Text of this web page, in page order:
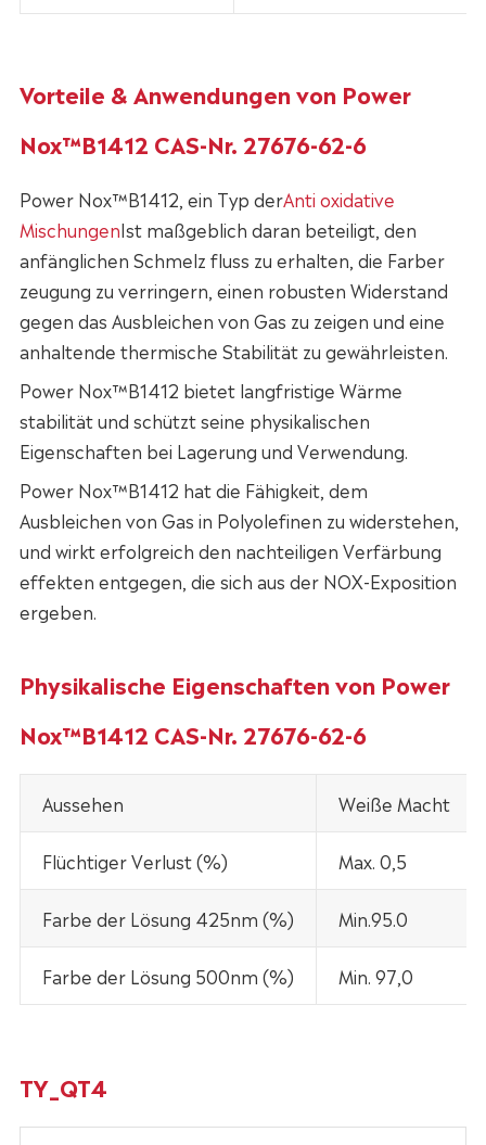
Vorteile & Anwendungen von Power
Nox™B1412 CAS-Nr. 27676-62-6
Power Nox™B1412, ein Typ derAnti oxidative
MischungenIst maßgeblich daran beteiligt, den
anfänglichen Schmelz fluss zu erhalten, die Farber
zeugung zu verringern, einen robusten Widerstand
gegen das Ausbleichen von Gas zu zeigen und eine
anhaltende thermische Stabilität zu gewährleisten.
Power Nox™B1412 bietet langfristige Wärme
stabilität und schützt seine physikalischen
Eigenschaften bei Lagerung und Verwendung.
Power Nox™B1412 hat die Fähigkeit, dem
Ausbleichen von Gas in Polyolefinen zu widerstehen,
und wirkt erfolgreich den nachteiligen Verfärbung
effekten entgegen, die sich aus der NOX-Exposition
ergeben.
Physikalische Eigenschaften von Power
Nox™B1412 CAS-Nr. 27676-62-6
Aussehen Weiße Macht
Flüchtiger Verlust (%) Max. 0,5
Farbe der Lösung 425nm (%) Min.95.0
Farbe der Lösung 500nm (%) Min. 97,0
TY_QT4